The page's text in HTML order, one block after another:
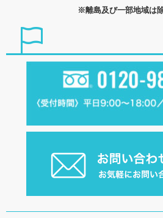
※離島及び一部地域は除